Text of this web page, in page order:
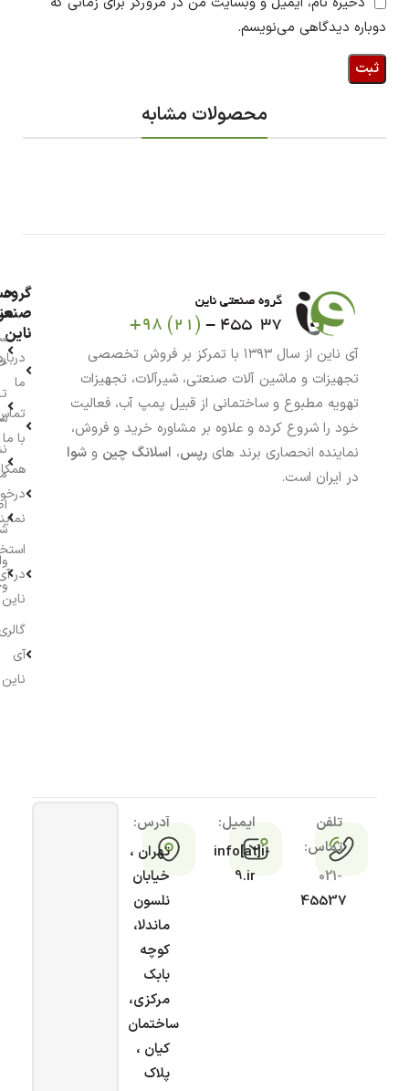
دوباره دیدگاهی می‌نویسم.
محصولات مشابه
آی ناین از سال ۱۳۹۳ با تمرکز بر فروش تخصصی
تجهیزات و ماشین آلات صنعتی، شیرآلات، تجهیزات
تهویه مطبوع و ساختمانی از قبیل پمپ آب، فعالیت
خود را شروع کرده و علاوه بر مشاوره خرید و فروش،
نماینده انحصاری برند های رپس، اسلانگ چین و شوا
در ایران است.
گروه
ناین
ما
با ما
در
ناین
آی
ناین
تلفن
تماس:
021-
45537
ایمیل:
info[at]i-
9.ir
آدرس:
تهران ،
خیابان
نلسون
ماندلا،
کوچه
بابک
مرکزی،
ساختمان
کیان ،
پلاک